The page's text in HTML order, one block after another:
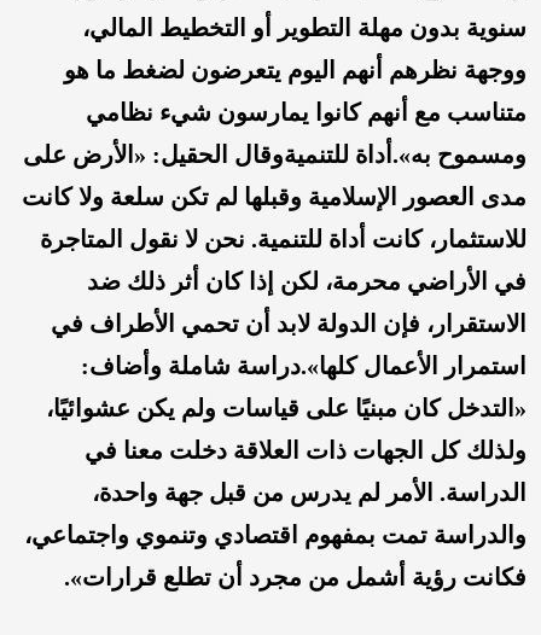
سنوية بدون مهلة التطوير أو التخطيط المالي،
ووجهة نظرهم أنهم اليوم يتعرضون لضغط ما هو
متناسب مع أنهم كانوا يمارسون شيء نظامي
ومسموح به».أداة للتنميةوقال الحقيل: «الأرض على
مدى العصور الإسلامية وقبلها لم تكن سلعة ولا كانت
للاستثمار، كانت أداة للتنمية. نحن لا نقول المتاجرة
في الأراضي محرمة، لكن إذا كان أثر ذلك ضد
الاستقرار، فإن الدولة لابد أن تحمي الأطراف في
استمرار الأعمال كلها».دراسة شاملة وأضاف:
«التدخل كان مبنيًا على قياسات ولم يكن عشوائيًا،
ولذلك كل الجهات ذات العلاقة دخلت معنا في
الدراسة. الأمر لم يدرس من قبل جهة واحدة،
والدراسة تمت بمفهوم اقتصادي وتنموي واجتماعي،
فكانت رؤية أشمل من مجرد أن تطلع قرارات».